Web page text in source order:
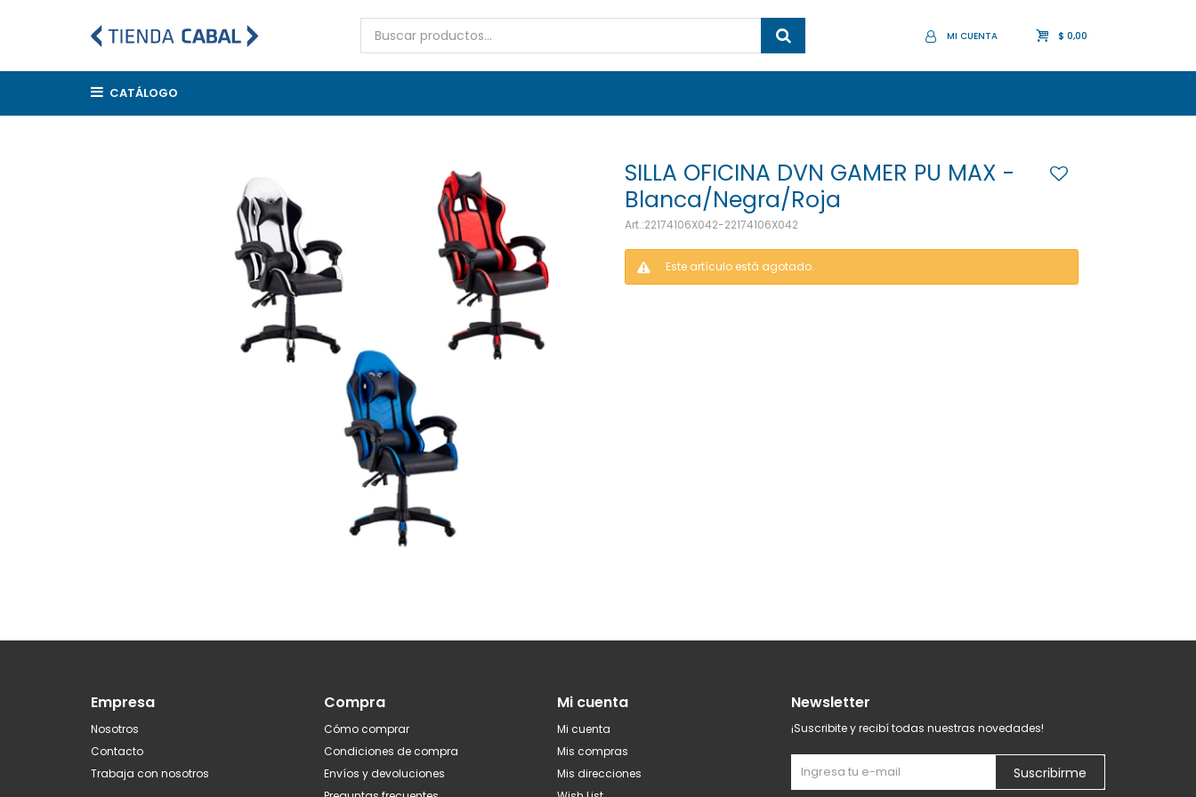
CATÁLOGO
$ 0,00
SILLA OFICINA DVN GAMER PU MAX -
Blanca/Negra/Roja
22174106X042-22174106X042
Este artículo está agotado.
Empresa
Nosotros
Contacto
Trabaja con nosotros
Compra
Cómo comprar
Condiciones de compra
Envíos y devoluciones
Mi cuenta
Mi cuenta
Mis compras
Mis direcciones
Newsletter
¡Suscribite y recibí todas nuestras novedades!
Suscribirme